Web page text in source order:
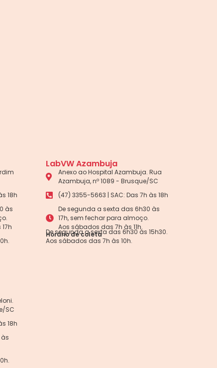
18h
às
LabVW Azambuja
Anexo ao Hospital Azambuja. Rua
Azambuja, nº 1089 - Brusque/SC
(47) 3355-5663 | SAC: Das 7h às 18h
De segunda a sexta das 6h30 às
17h, sem fechar para almoço.
Aos sábados das 7h às 11h.
Horário de coleta
De segunda a sexta das 6h30 às 15h30.
Aos sábados das 7h às 10h.
SC
18h